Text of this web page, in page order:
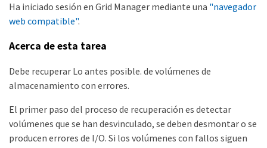
Ha iniciado sesión en Grid Manager mediante una "navegador
web compatible".
Acerca de esta tarea
Debe recuperar Lo antes posible. de volúmenes de
almacenamiento con errores.
El primer paso del proceso de recuperación es detectar
volúmenes que se han desvinculado, se deben desmontar o se
producen errores de I/O. Si los volúmenes con fallos siguen